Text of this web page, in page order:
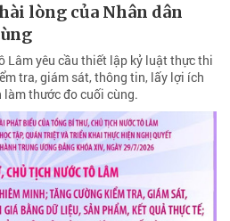
lòng của Nhân dân
Lâm yêu cầu thiết lập kỷ luật thực thi
tra, giám sát, thông tin, lấy lợi ích
thước đo cuối cùng.